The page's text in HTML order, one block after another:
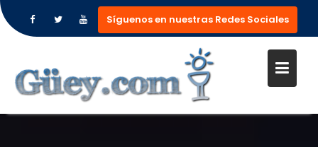
contenido
Síguenos en nuestras Redes Sociales